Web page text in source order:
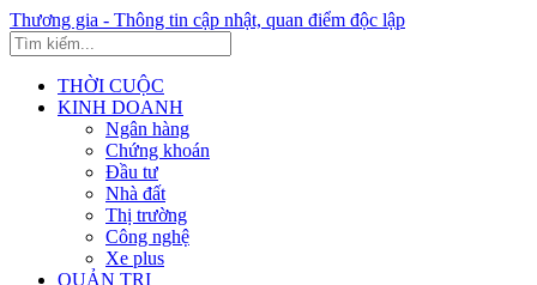
Thương gia - Thông tin cập nhật, quan điểm độc lập
THỜI CUỘC
KINH DOANH
Ngân hàng
Chứng khoán
Đầu tư
Nhà đất
Thị trường
Công nghệ
Xe plus
QUẢN TRỊ